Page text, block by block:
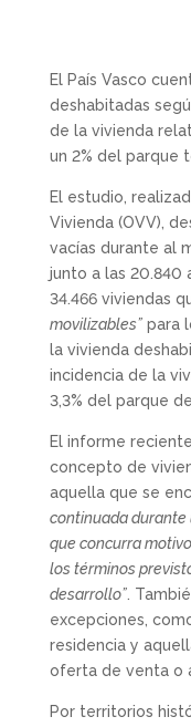
El País Vasco
deshabitadas
de la vivienda
un 2% del parque
El estudio,
Vivienda (OVV),
vacías durante al
junto a las 20.840
34.466 viviendas
movilizables”para
la vivienda
incidencia de la
3,3% del parque
El informe
concepto de
aquella que se
continuada durante
que concurra
los términos
desarrollo”.
excepciones,
residencia y
oferta de venta o
Por territorios